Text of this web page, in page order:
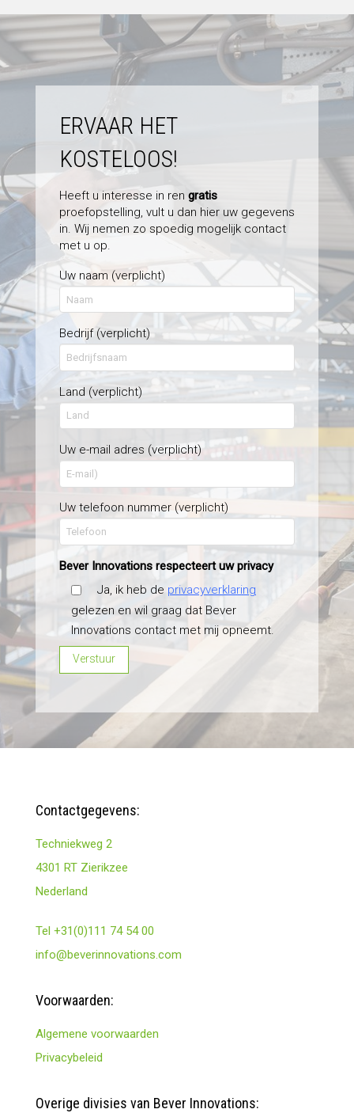
ERVAAR HET
KOSTELOOS!
Heeft u interesse in ren gratis
proefopstelling, vult u dan hier uw gegevens
in. Wij nemen zo spoedig mogelijk contact
met u op.
Uw naam (verplicht)
Bedrijf (verplicht)
Land (verplicht)
Uw e-mail adres (verplicht)
Uw telefoon nummer (verplicht)
Bever Innovations respecteert uw privacy
Ja, ik heb de privacyverklaring
gelezen en wil graag dat Bever
Innovations contact met mij opneemt.
Contactgegevens:
Techniekweg 2
4301 RT Zierikzee
Nederland
Tel +31(0)111 74 54 00
info@beverinnovations.com
Voorwaarden:
Algemene voorwaarden
Privacybeleid
Overige divisies van Bever Innovations: